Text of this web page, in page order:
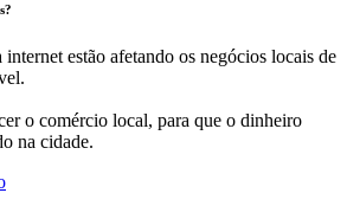
internet estão afetando os negócios locais de
o comércio local, para que o dinheiro
na cidade.